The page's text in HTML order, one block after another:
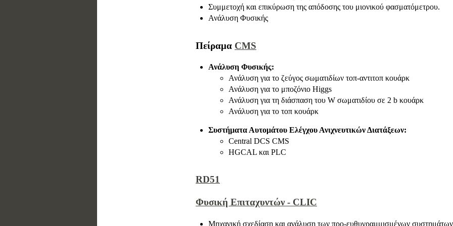
Συμμετοχή και επικύρωση της απόδοσης του μιονικού φασματόμετρου.
Ανάλυση Φυσικής
Πείραμα CMS
Ανάλυση Φυσικής:
Ανάλυση για το ζεύγος σωματιδίων τοπ-αντιτοπ κουάρκ
Ανάλυση για το μποζόνιο Higgs
Ανάλυση για τη διάσπαση του W σωματιδίου σε 2 b κουάρκ
Ανάλυση για το τοπ κουάρκ
Συστήματα Αυτομάτου Ελέγχου Ανιχνευτικών Διατάξεων:
Central DCS CMS
HGCAL και PLC
RD51
Φυσική Επιταχυντών - CLIC
Μηχανική σχεδίαση και ανάλυση των προ-ευθυγραμμισμένων